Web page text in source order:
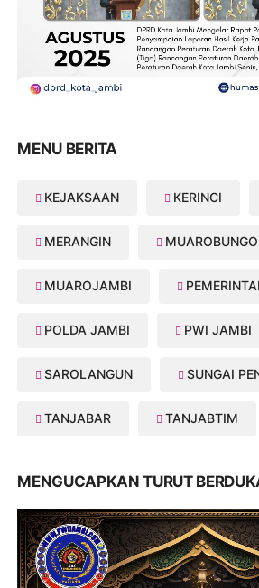
MENU BERITA
KEJAKSAAN KERINCI
MERANGIN MUAROBUNGO
MUAROJAMBI
POLDA JAMBI PWI JAMBI
SAROLANGUN SUNGAI
TANJABAR TANJABTIM
MENGUCAPKAN TURUT